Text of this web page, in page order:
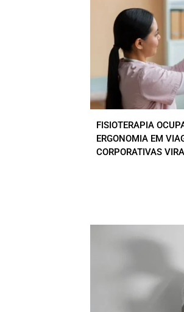
FISIOTERAPIA
ERGONOMIA EM
CORPORATIVAS